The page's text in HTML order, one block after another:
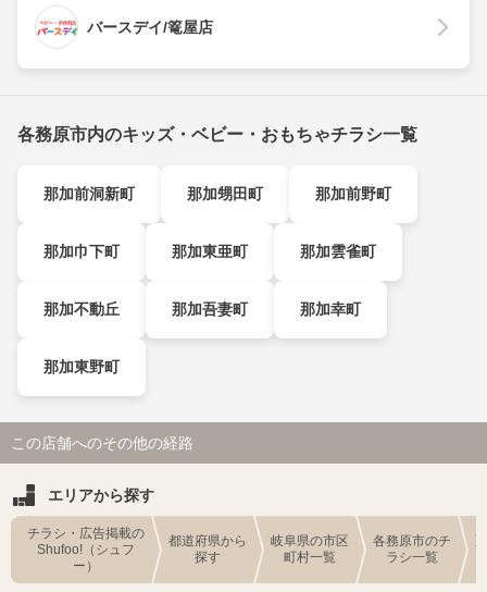
バースデイ/篭屋店
各務原市内のキッズ・ベビー・おもちゃチラシ一覧
那加前洞新町 那加甥田町 那加前野町
那加巾下町 那加東亜町 那加雲雀町
那加不動丘 那加吾妻町 那加幸町
那加東野町
この店舗へのその他の経路
エリアから探す
チラシ・広告掲載の
Shufoo!（シュフ
ー）
都道府県から
探す
岐阜県の市区
町村一覧
各務原市のチ
ラシ一覧